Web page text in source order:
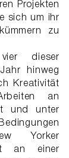
Projekten
sich um ihr
zu
dieser
hinweg
Kreativität
an
und unter
Yorker
an einer